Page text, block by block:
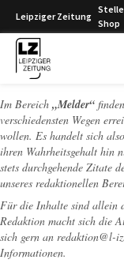
Leipziger Zeitung
Shop
Im Bereich „Melder“
verschiedensten Wegen
wollen. Es handelt sich
ihren Wahrheitsgehalt hin
stets durchgehende Zitate
unseres redaktionellen
Für die Inhalte sind allein
Redaktion macht sich die
sich gern an redaktion@l-
Informationen.